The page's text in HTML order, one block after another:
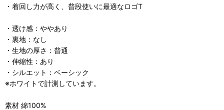
・着回し力が高く、普段使いに最適なロゴT
・透け感：ややあり
・裏地：なし
・生地の厚さ：普通
・伸縮性：あり
・シルエット：ベーシック
※ホワイトで計測しています。
素材 綿100%